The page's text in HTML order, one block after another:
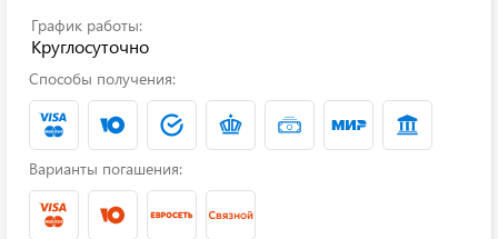
График работы:
Круглосуточно
Способы получения:
Варианты погашения: